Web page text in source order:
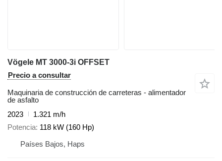
Vögele MT 3000-3i OFFSET
Precio a consultar
Maquinaria de construcción de carreteras - alimentador
de asfalto
2023
1.321 m/h
Potencia 118 kW (160 Hp)
Países Bajos, Haps